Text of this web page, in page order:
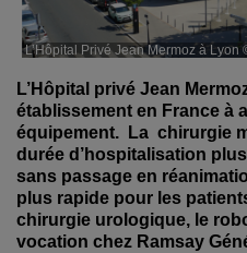
L’Hôpital Privé Jean Mermoz à Lyon
L’Hôpital privé Jean
établissement en France à
équipement. La chirurgie
durée d’hospitalisation
sans passage en
plus rapide pour les
chirurgie urologique, le
vocation chez Ramsay